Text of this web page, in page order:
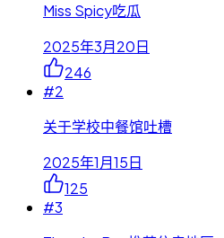
Miss Spicy吃瓜
2025年3月20日
246
#2
关于学校中餐馆吐槽
2025年1月15日
125
#3